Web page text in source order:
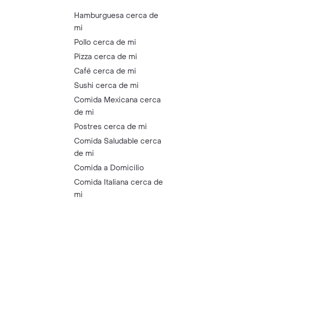
Hamburguesa cerca de
mi
Pollo cerca de mi
Pizza cerca de mi
Café cerca de mi
Sushi cerca de mi
Comida Mexicana cerca
de mi
Postres cerca de mi
Comida Saludable cerca
de mi
Comida a Domicilio
Comida Italiana cerca de
mi